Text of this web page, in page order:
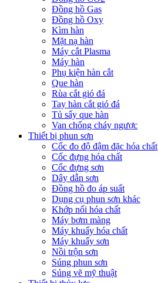
Đồng hồ Gas
Đồng hồ Oxy
Kìm hàn
Mặt nạ hàn
Máy cắt Plasma
Máy hàn
Phụ kiện hàn cắt
Que hàn
Rùa cắt gió đá
Tay hàn cắt gió đá
Tủ sấy que hàn
Van chống cháy ngược
Thiết bị phun sơn
Cốc đo độ đậm đặc hóa chất
Cốc đựng hóa chất
Cốc đựng sơn
Dây dẫn sơn
Đồng hồ đo áp suất
Dụng cụ phun sơn khác
Khớp nối hóa chất
Máy bơm màng
Máy khuấy hóa chất
Máy khuấy sơn
Nồi trộn sơn
Súng phun sơn
Súng vẽ mỹ thuật